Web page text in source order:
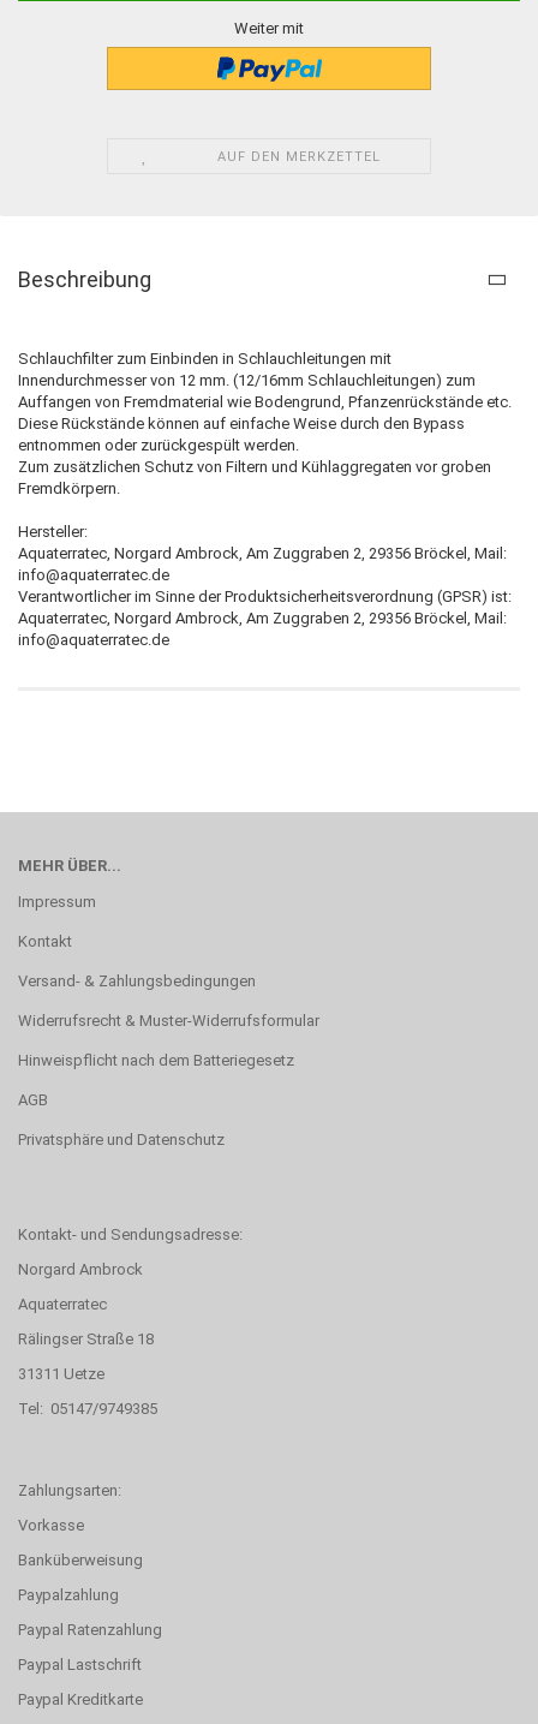
Weiter mit
AUF DEN MERKZETTEL
Beschreibung
Schlauchfilter zum Einbinden in Schlauchleitungen mit
Innendurchmesser von 12 mm. (12/16mm Schlauchleitungen) zum
Auffangen von Fremdmaterial wie Bodengrund, Pfanzenrückstände etc.
Diese Rückstände können auf einfache Weise durch den Bypass
entnommen oder zurückgespült werden.
Zum zusätzlichen Schutz von Filtern und Kühlaggregaten vor groben
Fremdkörpern.
Hersteller:
Aquaterratec, Norgard Ambrock, Am Zuggraben 2, 29356 Bröckel, Mail:
info@aquaterratec.de
Verantwortlicher im Sinne der Produktsicherheitsverordnung (GPSR) ist:
Aquaterratec, Norgard Ambrock, Am Zuggraben 2, 29356 Bröckel, Mail:
info@aquaterratec.de
MEHR ÜBER...
Impressum
Kontakt
Versand- & Zahlungsbedingungen
Widerrufsrecht & Muster-Widerrufsformular
Hinweispflicht nach dem Batteriegesetz
AGB
Privatsphäre und Datenschutz
Kontakt- und Sendungsadresse:
Norgard Ambrock
Aquaterratec
Rälingser Straße 18
31311 Uetze
Tel: 05147/9749385
Zahlungsarten:
Vorkasse
Banküberweisung
Paypalzahlung
Paypal Ratenzahlung
Paypal Lastschrift
Paypal Kreditkarte